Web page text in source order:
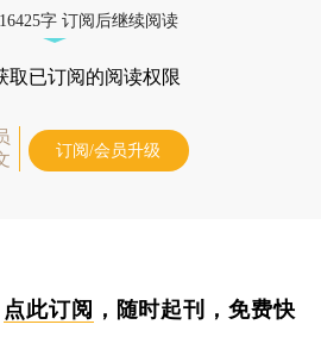
字 订阅后继续阅读
取已订阅的阅读权限
订阅/会员升级
点此订阅 ，随时起刊，免费快